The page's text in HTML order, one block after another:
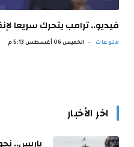
فيديو.. ترامب يتحرك سريعا
منوعات الخميس 06 أغسطس 5:13 م
اخر الأخبار